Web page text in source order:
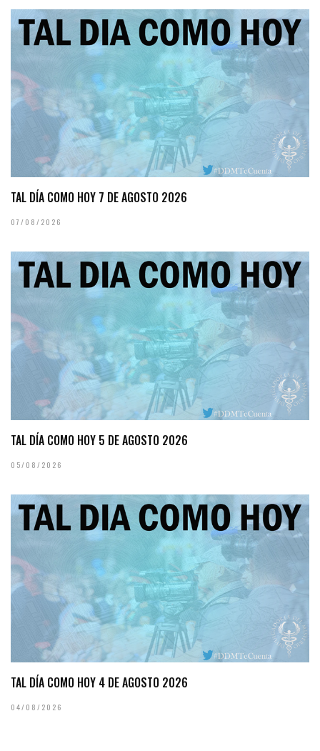
TAL DÍA COMO HOY 7 DE AGOSTO 2026
07/08/2026
TAL DÍA COMO HOY 5 DE AGOSTO 2026
05/08/2026
TAL DÍA COMO HOY 4 DE AGOSTO 2026
04/08/2026